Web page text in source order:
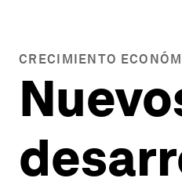
CRECIMIENTO